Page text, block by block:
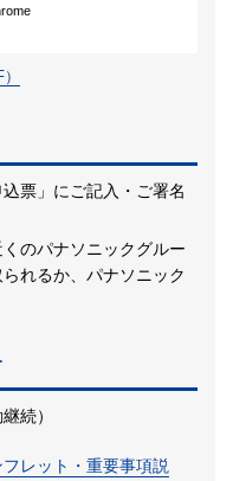
票」にご記入・ご署名
のパナソニックグルー
れるか、パナソニック
続）
レット・重要事項説